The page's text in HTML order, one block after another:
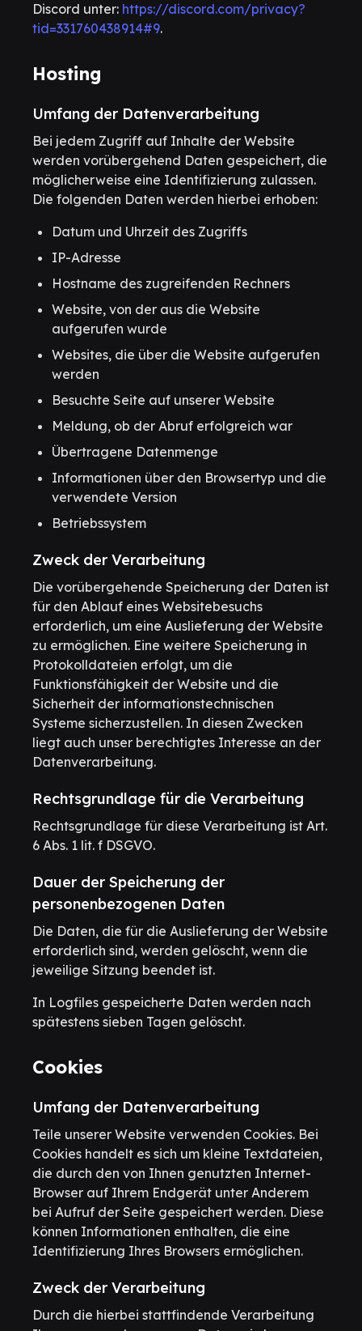
Discord unter: https://discord.com/privacy?
tid=331760438914#9.
Hosting
Umfang der Datenverarbeitung
Bei jedem Zugriff auf Inhalte der Website
werden vorübergehend Daten gespeichert, die
möglicherweise eine Identifizierung zulassen.
Die folgenden Daten werden hierbei erhoben:
Datum und Uhrzeit des Zugriffs
IP-Adresse
Hostname des zugreifenden Rechners
Website, von der aus die Website
aufgerufen wurde
Websites, die über die Website aufgerufen
werden
Besuchte Seite auf unserer Website
Meldung, ob der Abruf erfolgreich war
Übertragene Datenmenge
Informationen über den Browsertyp und die
verwendete Version
Betriebssystem
Zweck der Verarbeitung
Die vorübergehende Speicherung der Daten ist
für den Ablauf eines Websitebesuchs
erforderlich, um eine Auslieferung der Website
zu ermöglichen. Eine weitere Speicherung in
Protokolldateien erfolgt, um die
Funktionsfähigkeit der Website und die
Sicherheit der informationstechnischen
Systeme sicherzustellen. In diesen Zwecken
liegt auch unser berechtigtes Interesse an der
Datenverarbeitung.
Rechtsgrundlage für die Verarbeitung
Rechtsgrundlage für diese Verarbeitung ist Art.
6 Abs. 1 lit. f DSGVO.
Dauer der Speicherung der
personenbezogenen Daten
Die Daten, die für die Auslieferung der Website
erforderlich sind, werden gelöscht, wenn die
jeweilige Sitzung beendet ist.
In Logfiles gespeicherte Daten werden nach
spätestens sieben Tagen gelöscht.
Cookies
Umfang der Datenverarbeitung
Teile unserer Website verwenden Cookies. Bei
Cookies handelt es sich um kleine Textdateien,
die durch den von Ihnen genutzten Internet-
Browser auf Ihrem Endgerät unter Anderem
bei Aufruf der Seite gespeichert werden. Diese
können Informationen enthalten, die eine
Identifizierung Ihres Browsers ermöglichen.
Zweck der Verarbeitung
Durch die hierbei stattfindende Verarbeitung